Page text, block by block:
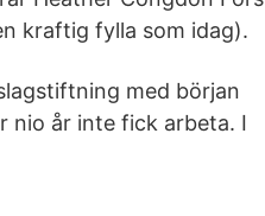
kraftig fylla som idag).
med början
nio år inte fick arbeta. I